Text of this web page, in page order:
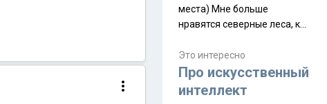
внешним тентом и сетчатой
внутренней палаткой, а ее
комплектации составляет
около 845 г. Палатка весит
менее
места) Мне больше
нравятся северные леса, как
южной тайги
Это интересно
Про искусственный
интеллект